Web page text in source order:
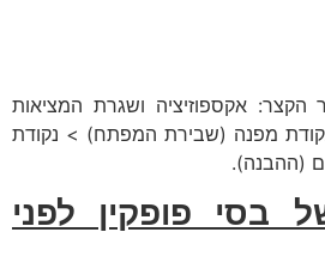
אקספוזיציה ושגרת המציאות
מפנה (שבירת המפתח) > נקודת
(ההבנה).
בסי פופקין לפני